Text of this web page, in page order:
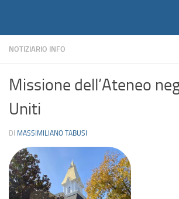
NOTIZIARIO INFO
Missione dell’Ateneo
Uniti
DI MASSIMILIANO TABUSI